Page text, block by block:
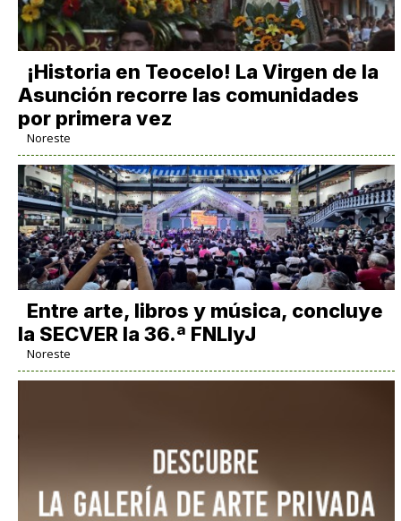
​¡Historia en Teocelo! La Virgen de la
Asunción recorre las comunidades
por primera vez
Noreste
Entre arte, libros y música, concluye
la SECVER la 36.ª FNLIyJ
Noreste